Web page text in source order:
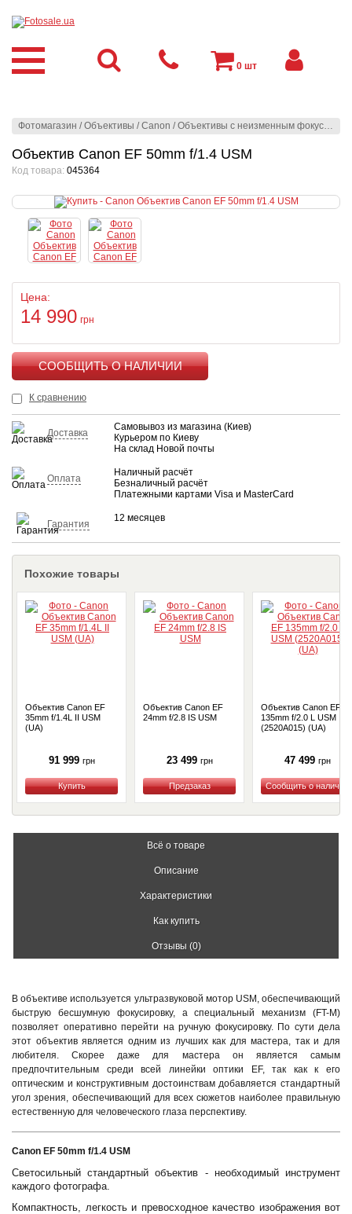
Фотомагазин /Объективы /Canon /Объективы с неизменным фокусным расстоянием
Объектив Canon EF 50mm f/1.4 USM
Код товара: 045364
Цена:
14 990 грн
К сравнению
Доставка
Самовывоз из магазина (Киев)
Курьером по Киеву
На склад Новой почты
Оплата
Наличный расчёт
Безналичный расчёт
Платежными картами Visa и MasterCard
Гарантия
12 месяцев
Похожие товары
Объектив Canon EF
35mm f/1.4L II USM
(UA)
91 999 грн
Купить
Объектив Сanon EF
24mm f/2.8 IS USM
23 499 грн
Купить
Объектив Canon EF
135mm f/2.0 L USM
(2520A015) (UA)
47 499 грн
Купить
Всё о товаре
Описание
Характеристики
Как купить
Отзывы (0)
В объективе используется ультразвуковой мотор USM, обеспечивающий
быструю бесшумную фокусировку, а специальный механизм (FT-M)
позволяет оперативно перейти на ручную фокусировку. По сути дела
этот объектив является одним из лучших как для мастера, так и для
любителя. Скорее даже для мастера он является самым
предпочтительным среди всей линейки оптики EF, так как к его
оптическим и конструктивным достоинствам добавляется стандартный
угол зрения, обеспечивающий для всех сюжетов наиболее правильную
естественную для человеческого глаза перспективу.
Canon EF 50mm f/1.4 USM
Светосильный стандартный объектив - необходимый инструмент
каждого фотографа.
Компактность, легкость и превосходное качество изображения вот
0 шт